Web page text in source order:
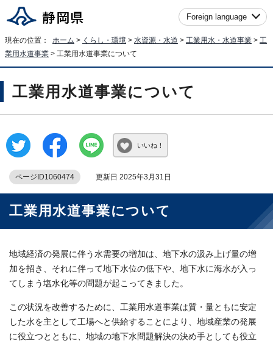
Foreign language
現在の位置： ホーム > くらし・環境 > 水資源・水道 > 工業用水・水道事業 > 工
業用水道事業 > 工業用水道事業について
工業用水道事業について
いいね！
ページID1060474 更新日 2025年3月31日
工業用水道事業について
地域経済の発展に伴う水需要の増加は、地下水の汲み上げ量の増
加を招き、それに伴って地下水位の低下や、地下水に海水が入っ
てしまう塩水化等の問題が起こってきました。
この状況を改善するために、工業用水道事業は質・量ともに安定
した水を主として工場へと供給することにより、地域産業の発展
に役立つとともに、地域の地下水問題解決の決め手としても役立